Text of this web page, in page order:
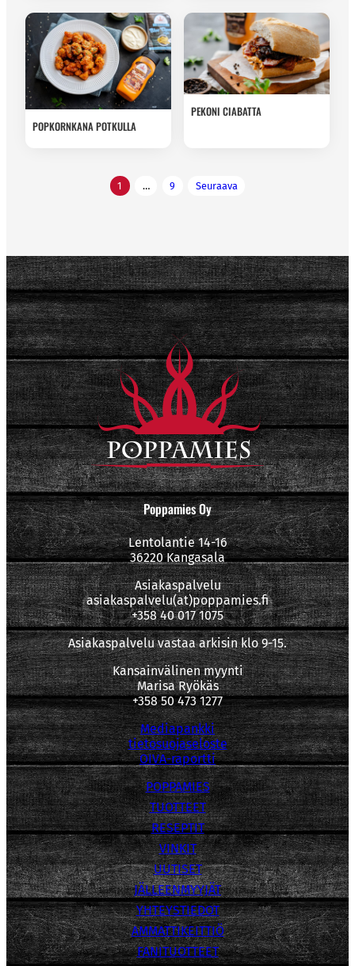
POPKORNKANA POTKULLA
PEKONI CIABATTA
1 … 9 Seuraava
Poppamies Oy
Lentolantie 14-16
36220 Kangasala
Asiakaspalvelu
asiakaspalvelu(at)poppamies.fi
+358 40 017 1075
Asiakaspalvelu vastaa arkisin klo 9-15.
Kansainvälinen myynti
Marisa Ryökäs
+358 50 473 1277
Mediapankki
tietosuojaseloste
OIVA-raportti
POPPAMIES
TUOTTEET
RESEPTIT
VINKIT
UUTISET
JÄLLEENMYYJÄT
YHTEYSTIEDOT
AMMATTIKEITTIÖ
FANITUOTTEET